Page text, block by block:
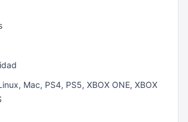
Mac, PS4, PS5, XBOX ONE, XBOX